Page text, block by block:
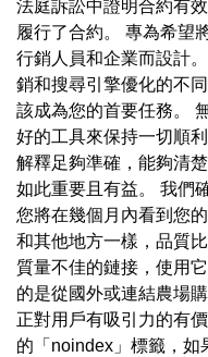
法庭訴訟中證明合約有
履行了合約。 專為希望
行銷人員和企業而設計
銷和搜尋引擎優化的不
該成為您的首要任務。
好的工具來保持一切順
解釋足夠準確，能夠清
如此重要且有益。 我們
您將在幾個月內看到您
和其他地方一樣，品質
質量不佳的鏈接，使用
的是從國外或連結農場
正對用戶有吸引力的有
的「noindex」標籤，如